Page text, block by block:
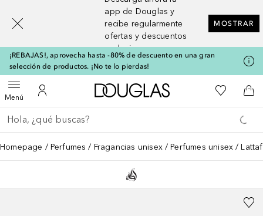
app de Douglas y
recibe regularmente
ofertas y descuentos
exclusivos
MOSTRAR
¡REBAJAS!, aprovecha hasta -80% de descuento en una gran
selección de productos. ¡No te lo pierdas!
MenúAbrir menúMi cuenta
A Douglas HomeMi lista de
A
Regresar
Ejecutar búsqueda
Homepage Perfumes Fragancias unisex Perfumes unisex
[navigation.slideout.screenreader]